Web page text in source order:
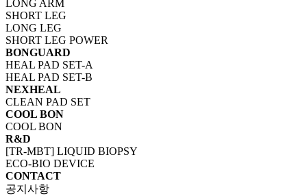
LONG ARM
SHORT LEG
LONG LEG
SHORT LEG POWER
BONGUARD
HEAL PAD SET-A
HEAL PAD SET-B
NEXHEAL
CLEAN PAD SET
COOL BON
COOL BON
R&D
[TR-MBT] LIQUID BIOPSY
ECO-BIO DEVICE
CONTACT
공지사항